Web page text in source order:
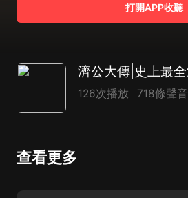
打開APP收聽
126次播放 718條聲音
查看更多